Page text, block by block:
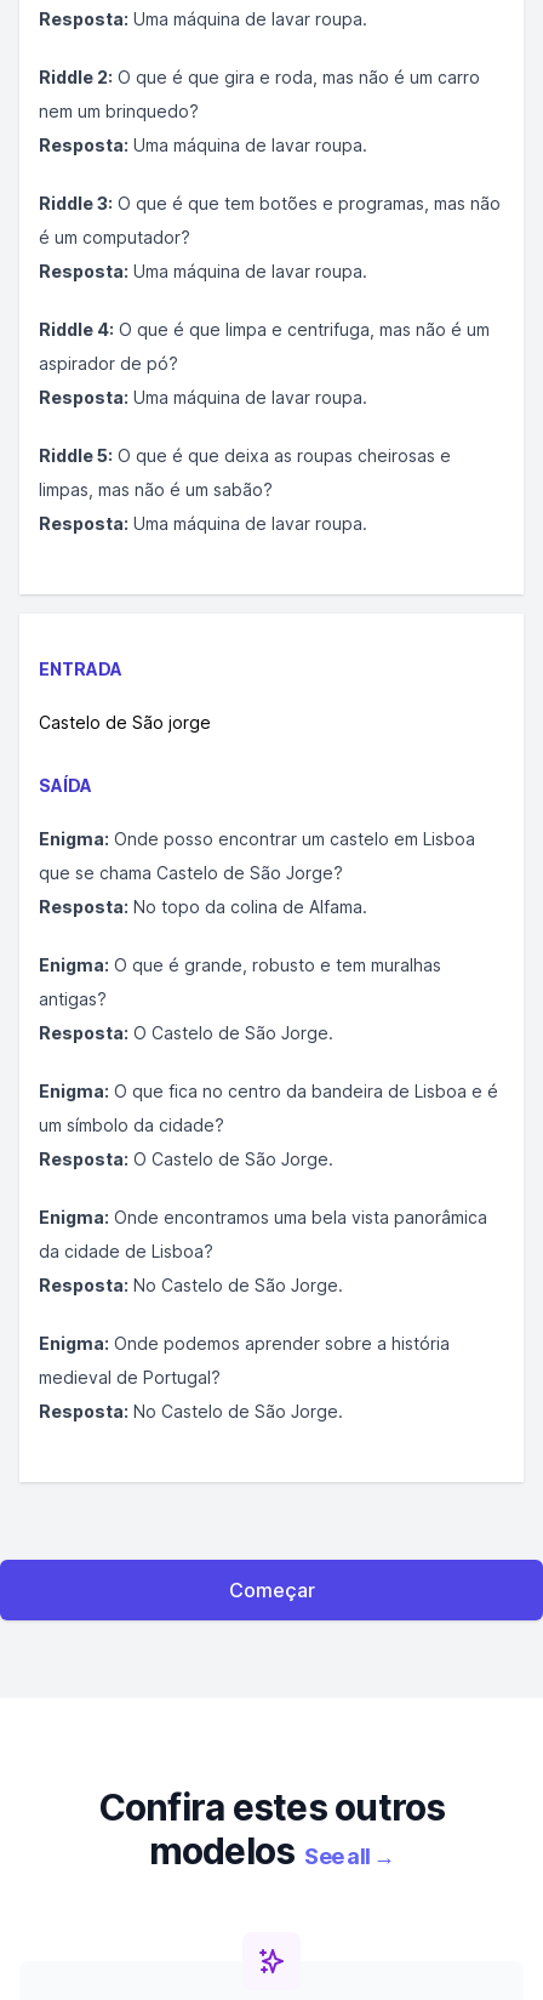
Resposta: Uma máquina de lavar roupa.
Riddle 2: O que é que gira e roda, mas não é um carro
nem um brinquedo?
Resposta: Uma máquina de lavar roupa.
Riddle 3: O que é que tem botões e programas, mas não
é um computador?
Resposta: Uma máquina de lavar roupa.
Riddle 4: O que é que limpa e centrifuga, mas não é um
aspirador de pó?
Resposta: Uma máquina de lavar roupa.
Riddle 5: O que é que deixa as roupas cheirosas e
limpas, mas não é um sabão?
Resposta: Uma máquina de lavar roupa.
ENTRADA
Castelo de São jorge
SAÍDA
Enigma: Onde posso encontrar um castelo em Lisboa
que se chama Castelo de São Jorge?
Resposta: No topo da colina de Alfama.
Enigma: O que é grande, robusto e tem muralhas
antigas?
Resposta: O Castelo de São Jorge.
Enigma: O que fica no centro da bandeira de Lisboa e é
um símbolo da cidade?
Resposta: O Castelo de São Jorge.
Enigma: Onde encontramos uma bela vista panorâmica
da cidade de Lisboa?
Resposta: No Castelo de São Jorge.
Enigma: Onde podemos aprender sobre a história
medieval de Portugal?
Resposta: No Castelo de São Jorge.
Começar
Confira estes outros
modelos See all →